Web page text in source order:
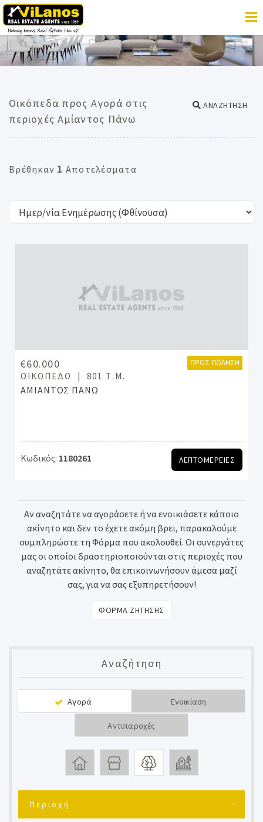
Οικόπεδα προς Αγορά στις
περιοχές Αμίαντος Πάνω
ΑΝΑΖΗΤΗΣΗ
Βρέθηκαν 1 Αποτελέσματα
€60.000 ΠΡΟΣ ΠΏΛΗΣΗ
ΟΙΚΌΠΕΔΟ 801 Τ.Μ.
ΑΜΙΑΝΤΟΣ ΠΑΝΩ
Κωδικός: 1180261 ΛΕΠΤΟΜΕΡΕΙΕΣ
Αν αναζητάτε να αγοράσετε ή να ενοικιάσετε κάποιο
ακίνητο και δεν το έχετε ακόμη βρει, παρακαλούμε
συμπληρώστε τη Φόρμα που ακολουθεί. Οι συνεργάτες
μας οι οποίοι δραστηριοποιούνται στις περιοχές που
αναζητάτε ακίνητο, θα επικοινωνήσουν άμεσα μαζί
σας, για να σας εξυπηρετήσουν!
ΦΟΡΜΑ ΖΗΤΗΣΗΣ
Αναζήτηση
Αγορά Ενοικίαση
Αντιπαροχές
Περιοχή